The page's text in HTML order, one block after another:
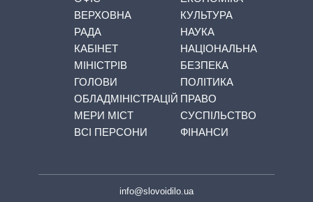
ВЕРХОВНА
РАДА
КАБІНЕТ
МІНІСТРІВ
ГОЛОВИ
ОБЛАДМІНІСТРАЦІЙ
МЕРИ МІСТ
ВСІ ПЕРСОНИ
КУЛЬТУРА
НАУКА
НАЦІОНАЛЬНА
БЕЗПЕКА
ПОЛІТИКА
ПРАВО
СУСПІЛЬСТВО
ФІНАНСИ
info@slovoidilo.ua